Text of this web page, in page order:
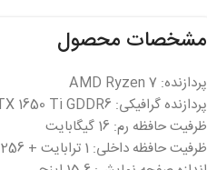
مشخصات محصول
پردازنده: AMD Ryzen 7
پردازنده گرافیکی: NVIDIA Geforce GTX 1650 Ti GDDR6
ظرفیت حافظه رم: 16 گیگابایت
ظرفیت حافظه داخلی: 1 ترابایت + 256 گیگابایت SSD